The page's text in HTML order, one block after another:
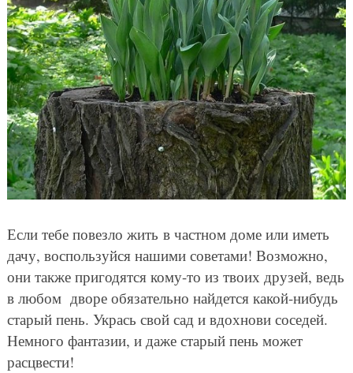
Если тебе повезло жить в частном доме или иметь
дачу, воспользуйся нашими советами! Возможно,
они также пригодятся кому-то из твоих друзей, ведь
в любом дворе обязательно найдется какой-нибудь
старый пень. Укрась свой сад и вдохнови соседей.
Немного фантазии, и даже старый пень может
расцвести!